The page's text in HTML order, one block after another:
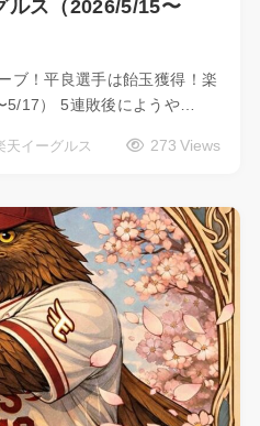
ルス（2026/5/15〜
ブ！平良選手は飴玉獲得！楽
17） 5連敗後にようや…
天イーグルス 273 Views